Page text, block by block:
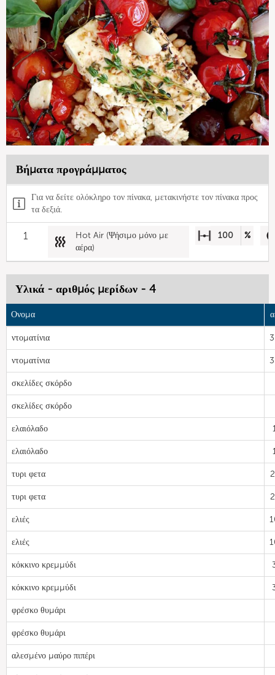
Βήματα προγράμματος
Για να δείτε ολόκληρο τον πίνακα, μετακινήστε τον πίνακα προς
τα δεξιά.
1
Hot Air (Ψήσιμο μόνο με
αέρα)
100 %
Υλικά - αριθμός μερίδων - 4
Ονομα
ντοματίνια
ντοματίνια
σκελίδες σκόρδο
σκελίδες σκόρδο
ελαιόλαδο
ελαιόλαδο
τυρι φετα
τυρι φετα
ελιές
ελιές
κόκκινο κρεμμύδι
κόκκινο κρεμμύδι
φρέσκο θυμάρι
φρέσκο θυμάρι
αλεσμένο μαύρο πιπέρι